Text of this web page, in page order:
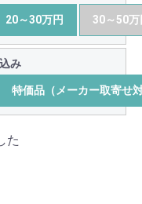
20～30万円 30～50万
み
特価品（メーカー取寄せ
た